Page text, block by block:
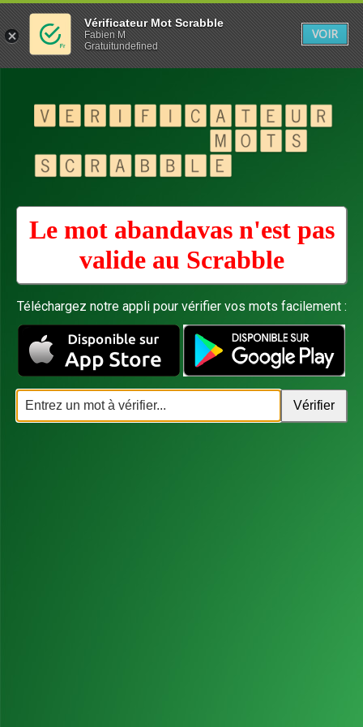
Le mot abandavas n'est pas
valide au Scrabble
Téléchargez notre appli pour vérifier vos mots facilement :
Vérificateur Mot Scrabble
Fabien M
Gratuitundefined
VOIR